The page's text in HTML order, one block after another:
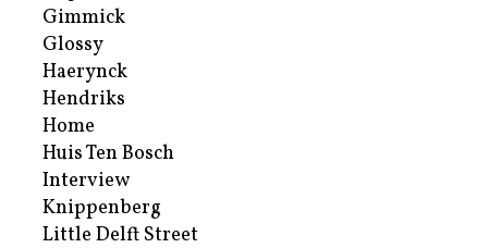
Gimmick
Glossy
Haerynck
Hendriks
Home
Huis Ten Bosch
Interview
Knippenberg
Little Delft Street